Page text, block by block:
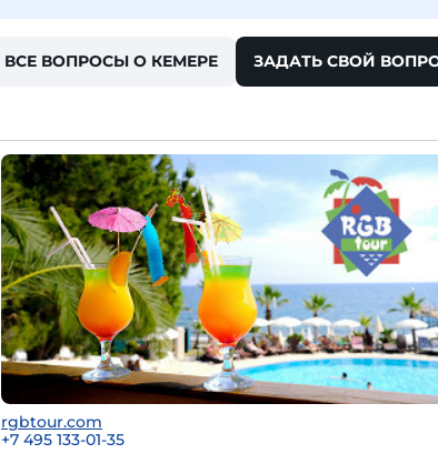
ВСЕ ВОПРОСЫ О КЕМЕРЕ ЗАДАТЬ СВОЙ
rgbtour.com
+7 495 133-01-35